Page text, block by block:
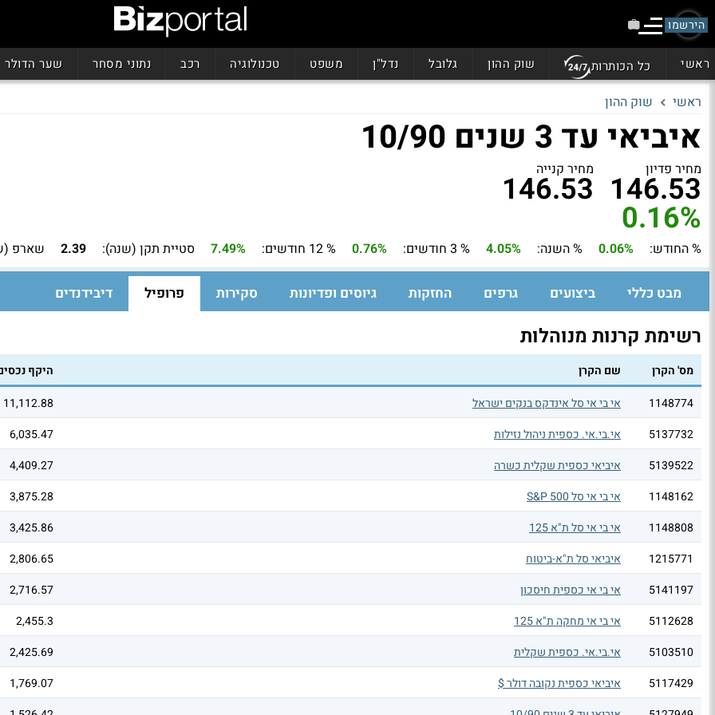
הירשמו
ראשי כל הכותרות שוק ההון גלובל נדל"ן משפט טכנולוגיה רכב נתוני מסחר שער הדולר
ראשי שוק ההון
איביאי עד 3 שנים 10/90
מחיר פדיון
146.53 מחיר קנייה
146.53
0.16%
% החודש: 0.06% % השנה: 4.05% % 3 חודשים: 0.76% % 12 חודשים: 7.49% סטיית תקן (שנה): 2.39 שארפ
מבט כללי ביצועים גרפים החזקות גיוסים ופדיונות סקירות פרופיל דיבידנדים
רשימת קרנות מנוהלות
מס' הקרן שם הקרן היקף
1148774 אי בי אי סל אינדקס בנקים ישראל
11,112.88
5137732
אי.בי.אי. כספית ניהול נזילות
6,035.47
5139522
איביאי כספית שקלית כשרה
4,409.27
1148162
אי בי אי סל S&P 500
3,875.28
1148808
אי בי אי סל ת"א 125
3,425.86
1215771
איביאי סל ת"א-ביטוח
2,806.65
5141197
אי בי אי כספית חיסכון
2,716.57
5112628
אי בי אי מחקה ת"א 125
2,455.3
5103510
אי.בי.אי. כספית שקלית
2,425.69
5117429
איביאי כספית נקובה דולר $
1,769.07